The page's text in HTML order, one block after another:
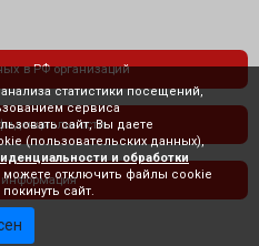
в РФ организаций
информация
статистики посещений,
сервиса
сайт, Вы даете
(пользовательских данных),
и обработки
можете отключить файлы cookie
сайт.